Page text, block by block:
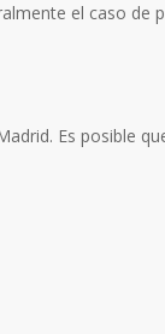
el caso de
Es posible